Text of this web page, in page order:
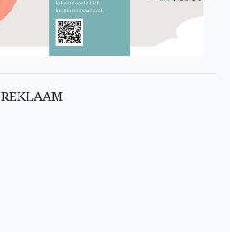
REKLAAM